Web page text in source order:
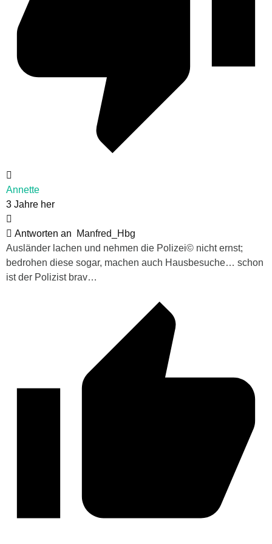
Annette
3 Jahre her
Antworten an
Manfred_Hbg
Ausländer lachen und nehmen die Polizei© nicht ernst;
bedrohen diese sogar, machen auch Hausbesuche… schon
ist der Polizist brav…